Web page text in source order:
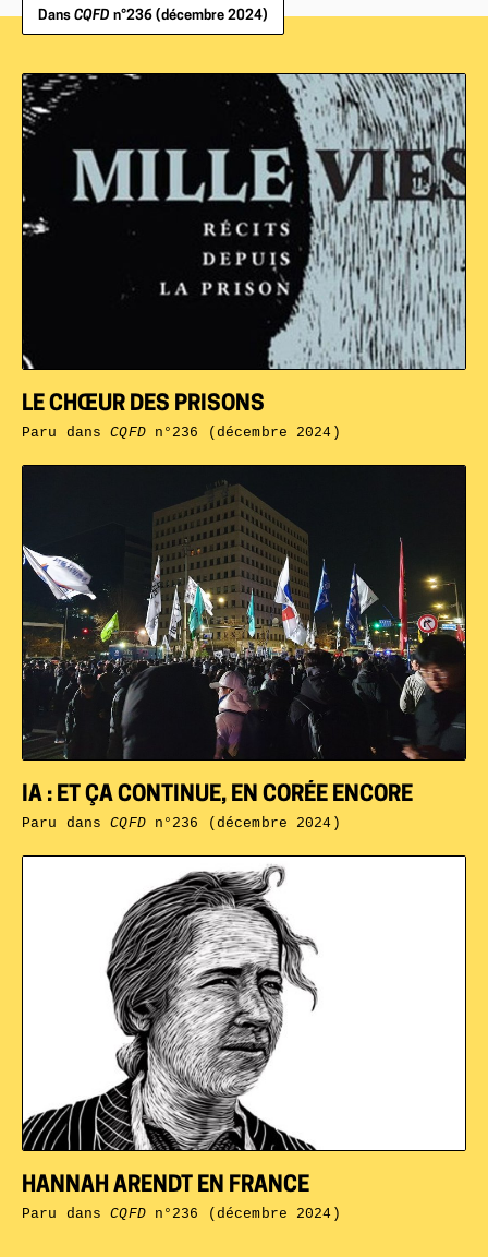
Dans CQFD n°236 (décembre 2024)
HANNAH ARENDT EN FRANCE
Paru dansCQFDn°236 (décembre 2024)
IA : ET ÇA CONTINUE, EN CORÉE ENCORE
Paru dansCQFDn°236 (décembre 2024)
LE CHŒUR DES PRISONS
Paru dansCQFDn°236 (décembre 2024)